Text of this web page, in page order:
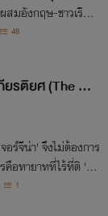
มอังกฤษ-ชาวเรือท้
วิตที่ยากเข็ญ ที่ใดเ
รับคนครึ่งชาติเช่น
48
รติยศ (The Cra
ร์จีน่า' จึงไม่ต้องการ
ทายาทที่ไร้ที่ติ 'เพเ
อเติมเต็ม 'ศักดิ์ศรี'
อหยิ่งเกมส์แห่งการ
1